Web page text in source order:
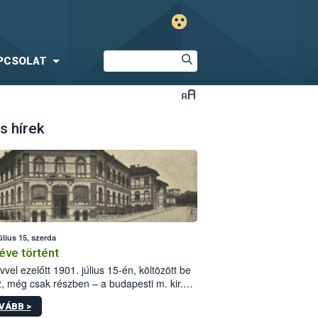
hírek
15, szerda
történt
ezelőtt 1901. július 15-én, költözött be
még csak részben – a budapesti m. kir.
állomás a Kis Rókus utca
alatti, Czigler Győző által tervezett új
>